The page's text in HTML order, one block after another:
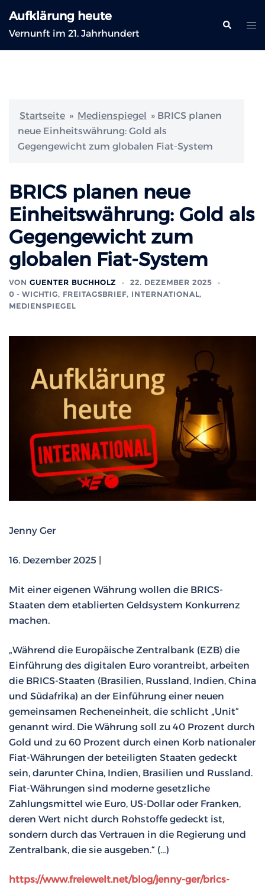
Inhalt
springen
Aufklärung heute
Vernunft im 21. Jahrhundert
Suche
Startseite » Medienspiegel » BRICS planen
neue Einheitswährung: Gold als
Gegengewicht zum globalen Fiat-System
BRICS planen neue
Einheitswährung: Gold als
Gegengewicht zum
globalen Fiat-System
VON GUENTER BUCHHOLZ
22. DEZEMBER 2025
0 - WICHTIG, FREITAGSBRIEF, INTERNATIONAL,
MEDIENSPIEGEL
Jenny Ger
16. Dezember 2025 |
Mit einer eigenen Währung wollen die BRICS-
Staaten dem etablierten Geldsystem Konkurrenz
machen.
„Während die Europäische Zentralbank (EZB) die
Einführung des digitalen Euro vorantreibt, arbeiten
die BRICS-Staaten (Brasilien, Russland, Indien, China
und Südafrika) an der Einführung einer neuen
gemeinsamen Recheneinheit, die schlicht „Unit“
genannt wird. Die Währung soll zu 40 Prozent durch
Gold und zu 60 Prozent durch einen Korb nationaler
Fiat-Währungen der beteiligten Staaten gedeckt
sein, darunter China, Indien, Brasilien und Russland.
Fiat-Währungen sind moderne gesetzliche
Zahlungsmittel wie Euro, US-Dollar oder Franken,
deren Wert nicht durch Rohstoffe gedeckt ist,
sondern durch das Vertrauen in die Regierung und
Zentralbank, die sie ausgeben.“ (…)
https://www.freiewelt.net/blog/jenny-ger/brics-